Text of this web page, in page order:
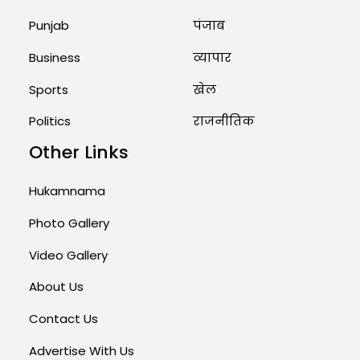
Punjab
Business
Sports
Politics
पंजाब
व्यापार
खेल
राजनीतिक
Other Links
Hukamnama
Photo Gallery
Video Gallery
About Us
Contact Us
Advertise With Us